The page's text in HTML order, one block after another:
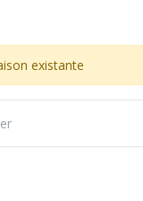
existante